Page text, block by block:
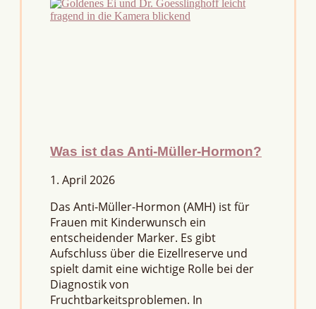
Was ist das Anti-Müller-Hormon?
1. April 2026
Das Anti-Müller-Hormon (AMH) ist für
Frauen mit Kinderwunsch ein
entscheidender Marker. Es gibt
Aufschluss über die Eizellreserve und
spielt damit eine wichtige Rolle bei der
Diagnostik von
Fruchtbarkeitsproblemen. In